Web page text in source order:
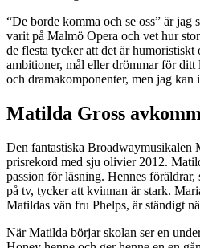
“De borde komma och se oss” är jag
varit på Malmö Opera och vet hur
de flesta tycker att det är humoristiskt
ambitioner, mål eller drömmar för
och dramakomponenter, men jag
Matilda Gross
Den fantastiska Broadwaymusikalen
prisrekord med sju olivier 2012.
passion för läsning. Hennes föräldrar,
på tv, tycker att kvinnan är stark.
Matildas vän fru Phelps, är ständigt
När Matilda börjar skolan ser en